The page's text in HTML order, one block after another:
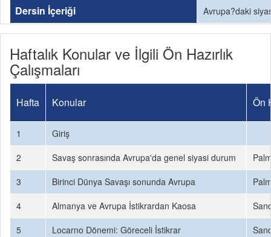
Dersin İçeriği Avrupa?daki
Haftalık Konular ve İlgili Ön Hazırlık
Çalışmaları
Hafta Konular Ön
1
Giriş
2
Savaş sonrasında Avrupa'da genel siyasi durum
3
Birinci Dünya Savaşı sonunda Avrupa
4
Almanya ve Avrupa İstikrardan Kaosa
5
Locarno Dönemi: Göreceli İstikrar